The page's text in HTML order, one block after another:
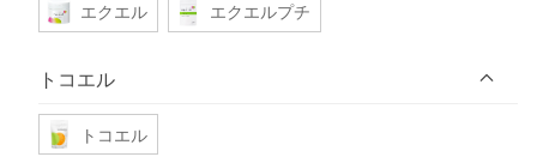
エクエル エクエルプチ
トコエル
トコエル